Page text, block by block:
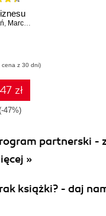
, Marcin Cisek
cena z 30 dni)
zł
47%)
partnerski -
»
książki? - daj